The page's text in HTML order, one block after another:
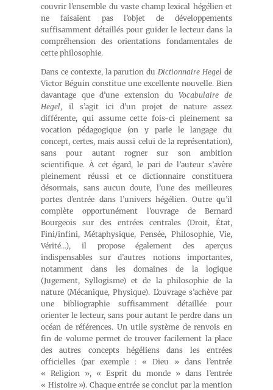
couvrir l’ensemble du vaste champ lexical hégélien et
ne faisaient pas l’objet de développements
suffisamment détaillés pour guider le lecteur dans la
compréhension des orientations fondamentales de
cette philosophie.
Dans ce contexte, la parution duDictionnaire Hegel de
Victor Béguin constitue une excellente nouvelle. Bien
davantage que d’une extension duVocabulaire de
Hegel, il s’agit ici d’un projet de nature assez
différente, qui assume cette fois-ci pleinement sa
vocation pédagogique (on y parle le langage du
concept, certes, mais aussi celui de la représentation),
sans pour autant rogner sur son ambition
scientifique. À cet égard, le pari de l’auteur s’avère
pleinement réussi et ce dictionnaire constituera
désormais, sans aucun doute, l’une des meilleures
portes d’entrée dans l’univers hégélien. Outre qu’il
complète opportunément l’ouvrage de Bernard
Bourgeois sur des entrées centrales (Droit, État,
Fini/infini, Métaphysique, Pensée, Philosophie, Vie,
Vérité…), il propose également des aperçus
indispensables sur d’autres notions importantes,
notamment dans les domaines de la logique
(Jugement, Syllogisme) et de la philosophie de la
nature (Mécanique, Physique). L’ouvrage s’achève par
une bibliographie suffisamment détaillée pour
orienter le lecteur, sans pour autant le perdre dans un
océan de références. Un utile système de renvois en
fin de volume permet de trouver facilement la place
des autres concepts hégéliens dans les entrées
officielles (par exemple : « Dieu » dans l’entrée
« Religion », « Esprit du monde » dans l’entrée
« Histoire »). Chaque entrée se conclut par la mention